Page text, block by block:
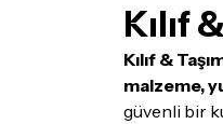
Kılıf
Kılıf &
malzeme,
güvenli bir